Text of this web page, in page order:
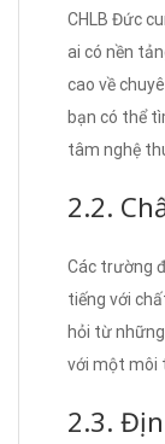
CHLB Đức
ai có nền
cao về
bạn có thể
tâm nghệ
2.2.
Các trường
tiếng với
hỏi từ
với một môi
2.3.